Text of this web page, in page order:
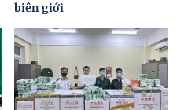
biên giới